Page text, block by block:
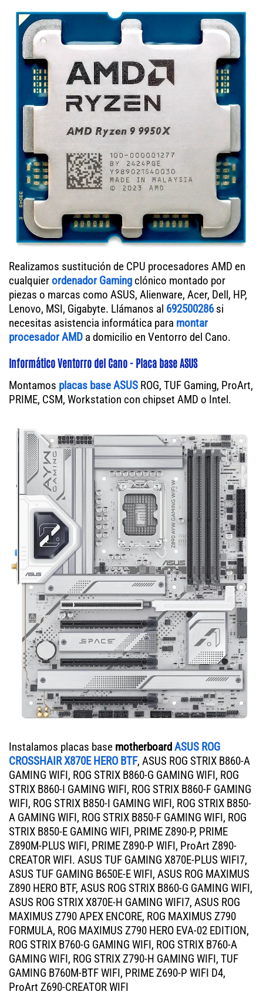
Realizamos sustitución de CPU procesadores AMD en
cualquierordenador Gaming clónico montado por
piezas o marcas como ASUS, Alienware, Acer, Dell, HP,
Lenovo, MSI, Gigabyte. Llámanos al 692500286si
necesitas asistencia informática para montar
procesador AMD a domicilio en Ventorro del Cano.
Informático Ventorro del Cano - Placa base ASUS
Montamos placas base ASUS ROG, TUF Gaming, ProArt,
PRIME, CSM, Workstation con chipset AMD o Intel.
Instalamos placas base motherboardASUS ROG
CROSSHAIR X870E HERO BTF, ASUS ROG STRIX B860-A
GAMING WIFI, ROG STRIX B860-G GAMING WIFI, ROG
STRIX B860-I GAMING WIFI, ROG STRIX B860-F GAMING
WIFI, ROG STRIX B850-I GAMING WIFI, ROG STRIX B850-
A GAMING WIFI, ROG STRIX B850-F GAMING WIFI, ROG
STRIX B850-E GAMING WIFI, PRIME Z890-P, PRIME
Z890M-PLUS WIFI, PRIME Z890-P WIFI, ProArt Z890-
CREATOR WIFI. ASUS TUF GAMING X870E-PLUS WIFI7,
ASUS TUF GAMING B650E-E WIFI, ASUS ROG MAXIMUS
Z890 HERO BTF, ASUS ROG STRIX B860-G GAMING WIFI,
ASUS ROG STRIX X870E-H GAMING WIFI7, ASUS ROG
MAXIMUS Z790 APEX ENCORE, ROG MAXIMUS Z790
FORMULA, ROG MAXIMUS Z790 HERO EVA-02 EDITION,
ROG STRIX B760-G GAMING WIFI, ROG STRIX B760-A
GAMING WIFI, ROG STRIX Z790-H GAMING WIFI, TUF
GAMING B760M-BTF WIFI, PRIME Z690-P WIFI D4,
ProArt Z690-CREATOR WIFI